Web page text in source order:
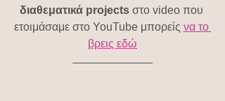
διαθεματικά projects στο video που
ετοιμάσαμε στο YouTube μπορείς να το
βρεις εδώ